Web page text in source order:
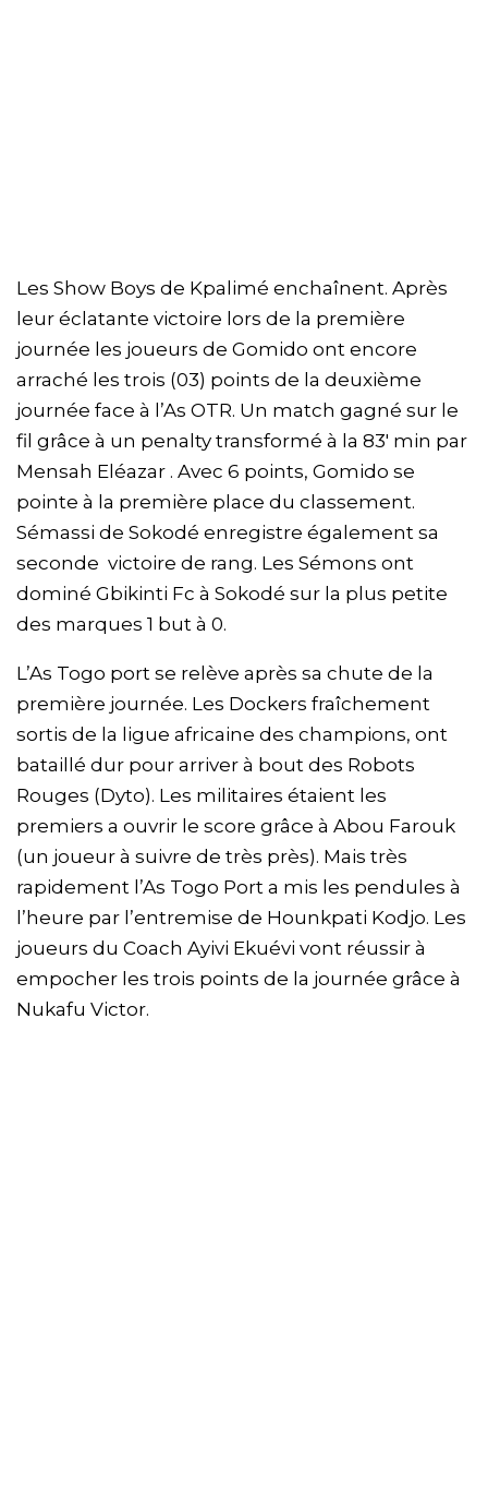
Les Show Boys de Kpalimé enchaînent. Après
leur éclatante victoire lors de la première
journée les joueurs de Gomido ont encore
arraché les trois (03) points de la deuxième
journée face à l’As OTR. Un match gagné sur le
fil grâce à un penalty transformé à la 83′ min par
Mensah Eléazar . Avec 6 points, Gomido se
pointe à la première place du classement.
Sémassi de Sokodé enregistre également sa
seconde victoire de rang. Les Sémons ont
dominé Gbikinti Fc à Sokodé sur la plus petite
des marques 1 but à 0.
L’As Togo port se relève après sa chute de la
première journée. Les Dockers fraîchement
sortis de la ligue africaine des champions, ont
bataillé dur pour arriver à bout des Robots
Rouges (Dyto). Les militaires étaient les
premiers a ouvrir le score grâce à Abou Farouk
(un joueur à suivre de très près). Mais très
rapidement l’As Togo Port a mis les pendules à
l’heure par l’entremise de Hounkpati Kodjo. Les
joueurs du Coach Ayivi Ekuévi vont réussir à
empocher les trois points de la journée grâce à
Nukafu Victor.